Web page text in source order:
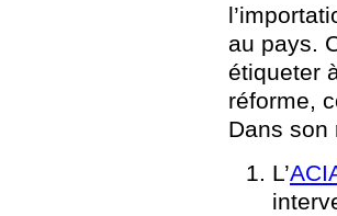
au pays.
étiqueter
réforme,
Dans son
L’